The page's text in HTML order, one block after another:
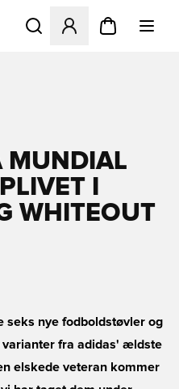
Åbner en Modal til at
MUNDIAL
I
WHITEOUT
seks nye fodboldstøvler og
varianter fra adidas' ældste
elskede veteran kommer